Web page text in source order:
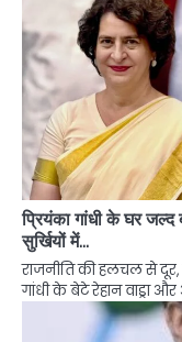
प्रियंका गांधी के घर जल्द
सुर्खियों में…
राजनीति की हलचल से दूर,
गांधी के बेटे रेहान वाड्रा और